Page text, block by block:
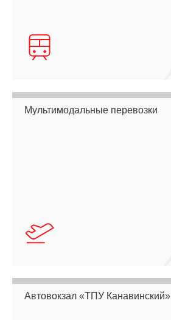
Мультимодальные перевозки
Автовокзал «ТПУ Канавинский»